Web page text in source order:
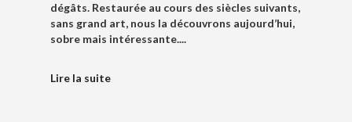
dégâts. Restaurée au cours des siècles suivants,
sans grand art, nous la découvrons aujourd’hui,
sobre mais intéressante....
Lire la suite